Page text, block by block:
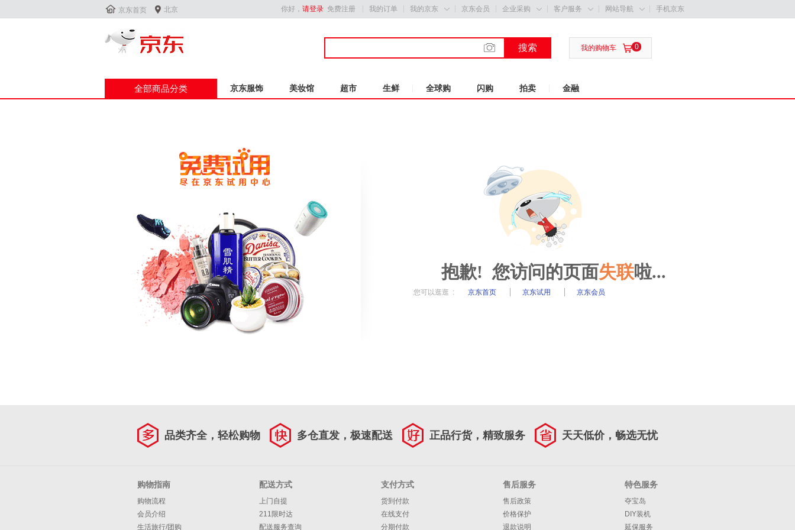
 京东首页  北京 你好， 请登录 免费注册 我的订单 我的京东  京东会员 企业采购  客户服务  网站导航  手机京东
搜索  0
我的购物车
全部商品分类 京东服饰 美妆馆 超市 生鲜 全球购 闪购 拍卖 金融
抱歉! 您访问的页面失联啦...
您可以逛逛 : 京东首页 京东试用 京东会员
品类齐全，轻松购物 多仓直发，极速配送 正品行货，精致服务 天天低价，畅选无忧
购物指南
购物流程
会员介绍
生活旅行/团购
配送方式
上门自提
211限时达
配送服务查询
支付方式
货到付款
在线支付
分期付款
售后服务
售后政策
价格保护
退款说明
特色服务
夺宝岛
DIY装机
延保服务